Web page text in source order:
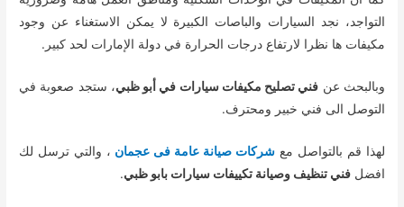
التواجد، نجد السيارات والباصات الكبيرة لا يمكن الاستغناء عن وجود
مكيفات ها نظرا لارتفاع درجات الحرارة في دولة الإمارات لحد كبير.
وبالبحث عن فني تصليح مكيفات سيارات في أبو ظبي، ستجد صعوبة في
التوصل الى فني خبير ومحترف.
لهذا قم بالتواصل مع شركات صيانة عامة فى عجمان ، والتي ترسل لك
افضلفني تنظيف وصيانة تكييفات سيارات بابو ظبي.